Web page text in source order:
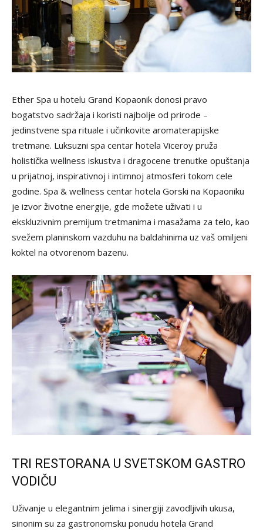
Ether Spa u hotelu Grand Kopaonik donosi pravo
bogatstvo sadržaja i koristi najbolje od prirode –
jedinstvene spa rituale i učinkovite aromaterapijske
tretmane. Luksuzni spa centar hotela Viceroy pruža
holistička wellness iskustva i dragocene trenutke opuštanja
u prijatnoj, inspirativnoj i intimnoj atmosferi tokom cele
godine. Spa & wellness centar hotela Gorski na Kopaoniku
je izvor životne energije, gde možete uživati i u
ekskluzivnim premijum tretmanima i masažama za telo, kao
svežem planinskom vazduhu na baldahinima uz vaš omiljeni
koktel na otvorenom bazenu.
TRI RESTORANA U SVETSKOM GASTRO
VODIČU
Uživanje u elegantnim jelima i sinergiji zavodljivih ukusa,
sinonim su za gastronomsku ponudu hotela Grand